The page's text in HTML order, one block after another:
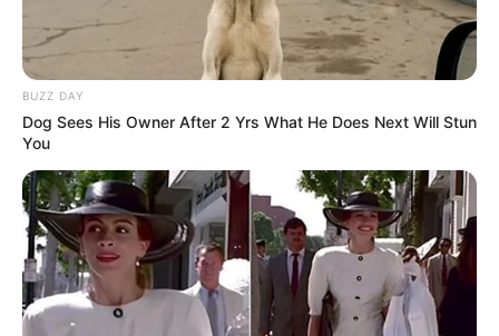
BUZZ DAY
Dog Sees His Owner After 2 Yrs What He Does Next Will Stun
You